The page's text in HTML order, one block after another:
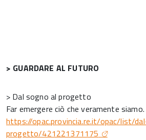
> GUARDARE AL FUTURO
> Dal sogno al progetto
Far emergere ciò che veramente siamo.
https://opac.provincia.re.it/opac/list/
progetto/421221371175